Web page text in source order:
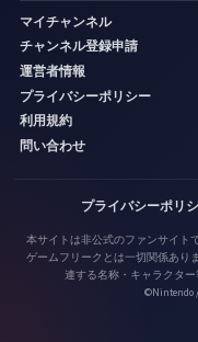
マイチャンネル
チャンネル登録申請
運営者情報
プライバシーポリシー
利用規約
問い合わせ
プライバシーポリ
本サイトは非公式のファンサイト
ゲームフリークとは一切関係あり
連する名称・キャラクタ
©Nintendo /